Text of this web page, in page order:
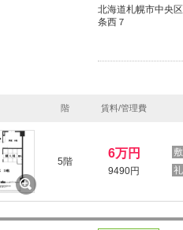
北海道札幌市中央
条西７
階 賃料/管理費
5階
6万円
9490円